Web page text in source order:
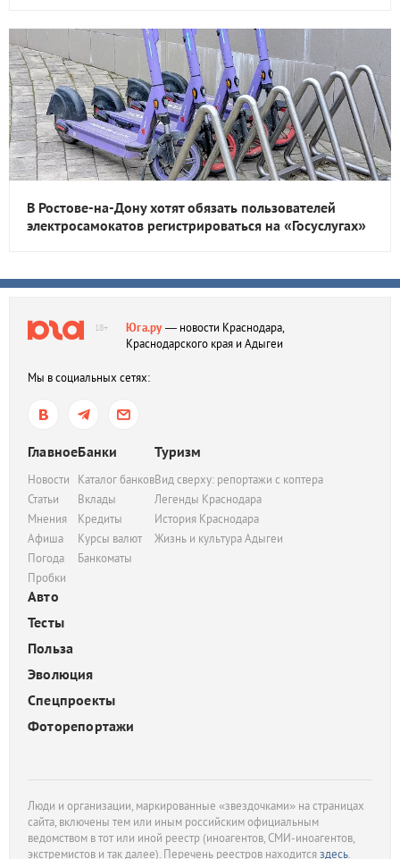
В Ростове-на-Дону хотят обязать пользователей
электросамокатов регистрироваться на «Госуслугах»
18+ Юга.ру— новости Краснодара,
Краснодарского края и Адыгеи
Мы в социальных сетях:
Главное
Новости
Статьи
Мнения
Афиша
Погода
Пробки
Банки
Каталог банков
Вклады
Кредиты
Курсы валют
Банкоматы
Туризм
Вид сверху: репортажи с коптера
Легенды Краснодара
История Краснодара
Жизнь и культура Адыгеи
Авто
Тесты
Польза
Эволюция
Спецпроекты
Фоторепортажи
Люди и организации, маркированные «звездочками» на страницах
сайта, включены тем или иным российским официальным
ведомством в тот или иной реестр (иноагентов, СМИ-иноагентов,
экстремистов и так далее). Перечень реестров находитсяздесь.